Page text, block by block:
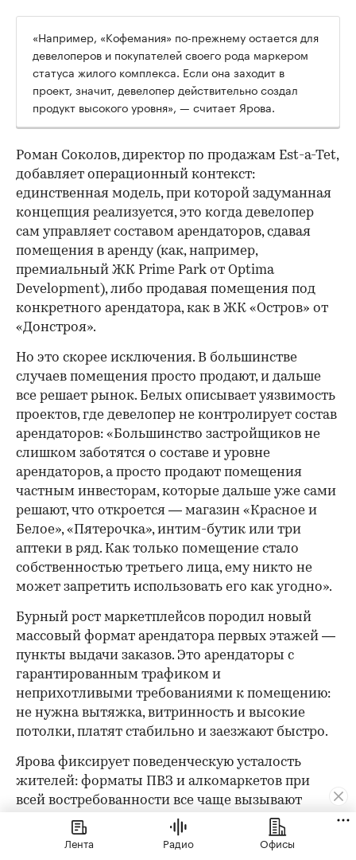
«Например, «Кофемания» по-прежнему остается для
девелоперов и покупателей своего рода маркером
статуса жилого комплекса. Если она заходит в
проект, значит, девелопер действительно создал
продукт высокого уровня», — считает Ярова.
Роман Соколов, директор по продажам Est-a-Tet,
добавляет операционный контекст:
единственная модель, при которой задуманная
концепция реализуется, это когда девелопер
сам управляет составом арендаторов, сдавая
помещения в аренду (как, например,
премиальный ЖК Prime Park от Optima
Development), либо продавая помещения под
конкретного арендатора, как в ЖК «Остров» от
«Донстроя».
Но это скорее исключения. В большинстве
случаев помещения просто продают, и дальше
все решает рынок. Белых описывает уязвимость
проектов, где девелопер не контролирует состав
арендаторов: «Большинство застройщиков не
слишком заботятся о составе и уровне
арендаторов, а просто продают помещения
частным инвесторам, которые дальше уже сами
решают, что откроется — магазин «Красное и
Белое», «Пятерочка», интим-бутик или три
аптеки в ряд. Как только помещение стало
собственностью третьего лица, ему никто не
может запретить использовать его как угодно».
Бурный рост маркетплейсов породил новый
массовый формат арендатора первых этажей —
пункты выдачи заказов. Это арендаторы с
гарантированным трафиком и
неприхотливыми требованиями к помещению:
не нужна вытяжка, витринность и высокие
потолки, платят стабильно и заезжают быстро.
Ярова фиксирует поведенческую усталость
жителей: форматы ПВЗ и алкомаркетов при
всей востребованности все чаще вызывают
раздражение в жилой среде.
Двойной трафик
Лента Радио Офисы